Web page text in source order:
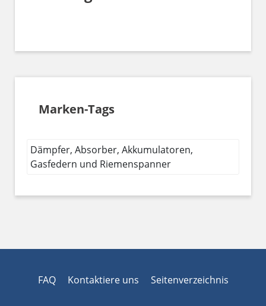
Marken-Tags
Dämpfer, Absorber, Akkumulatoren,
Gasfedern und Riemenspanner
FAQ Kontaktiere uns Seitenverzeichnis